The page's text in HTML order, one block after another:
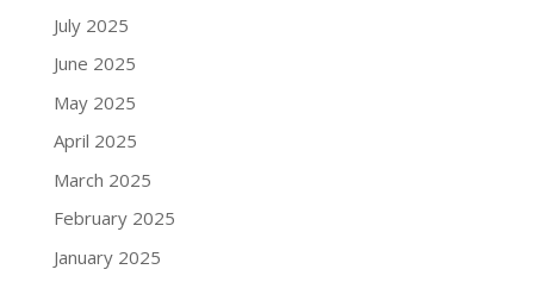
July 2025
June 2025
May 2025
April 2025
March 2025
February 2025
January 2025